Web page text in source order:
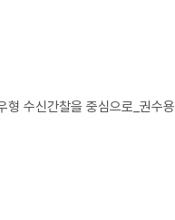
수신간찰을 중심으로_권수용